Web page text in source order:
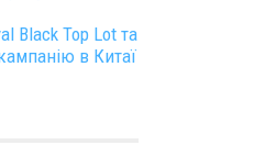
Black Top Lot та
в Китаї